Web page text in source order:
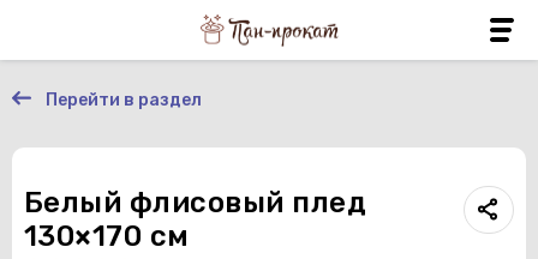
Перейти в раздел
Белый флисовый плед
130×170 см